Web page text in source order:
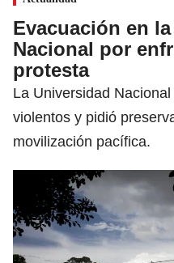
Evacuación en
Nacional por
protesta
La Universidad
violentos y pidió
movilización pacífica.